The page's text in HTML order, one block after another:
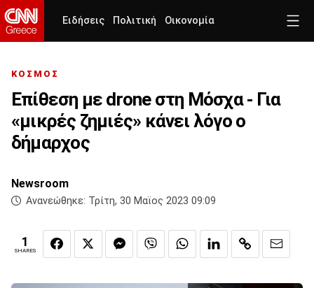
Ειδήσεις Πολιτική Οικονομία
ΚΟΣΜΟΣ
Επίθεση με drone στη Μόσχα - Για
«μικρές ζημιές» κάνει λόγο ο
δήμαρχος
Newsroom
Ανανεώθηκε: Τρίτη, 30 Μαϊος 2023 09:09
1
SHARES